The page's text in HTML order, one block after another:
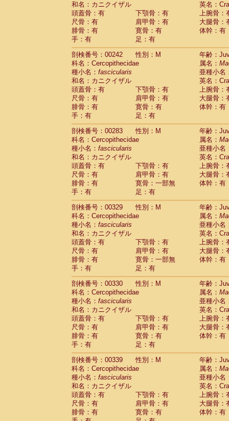
和名：カニクイザル
英名：
頭蓋骨：有
下顎骨：有
上腕骨：
尺骨：有
肩甲骨：有
大腿骨：
腓骨：有
寛骨：有
体幹：有
手：有
足：有
剖検番号：00242
性別：M
年齢：
科名：Cercopithecidae
属名：
種小名： fascicularis
亜種小名
和名：カニクイザル
英名：
頭蓋骨：有
下顎骨：有
上腕骨：
尺骨：有
肩甲骨：有
大腿骨：
腓骨：有
寛骨：有
体幹：有
手：有
足：有
剖検番号：00283
性別：M
年齢：
科名：Cercopithecidae
属名：
種小名： fascicularis
亜種小名
和名：カニクイザル
英名：
頭蓋骨：有
下顎骨：有
上腕骨：
尺骨：有
肩甲骨：有
大腿骨：
腓骨：有
寛骨：一部無
体幹：有
手：有
足：有
剖検番号：00329
性別：M
年齢：
科名：Cercopithecidae
属名：
種小名： fascicularis
亜種小名
和名：カニクイザル
英名：
頭蓋骨：有
下顎骨：有
上腕骨：
尺骨：有
肩甲骨：有
大腿骨：
腓骨：有
寛骨：一部無
体幹：有
手：有
足：有
剖検番号：00330
性別：M
年齢：
科名：Cercopithecidae
属名：
種小名： fascicularis
亜種小名
和名：カニクイザル
英名：
頭蓋骨：有
下顎骨：有
上腕骨：
尺骨：有
肩甲骨：有
大腿骨：
腓骨：有
寛骨：有
体幹：有
手：有
足：有
剖検番号：00339
性別：M
年齢：
科名：Cercopithecidae
属名：
種小名： fascicularis
亜種小名
和名：カニクイザル
英名：
頭蓋骨：有
下顎骨：有
上腕骨：
尺骨：有
肩甲骨：有
大腿骨：
腓骨：有
寛骨：有
体幹：有